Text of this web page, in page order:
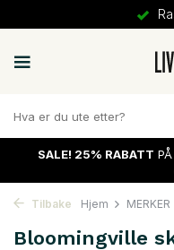
SALE! 25% RABATT
Tilbake Hjem MERKER
Bloomingville